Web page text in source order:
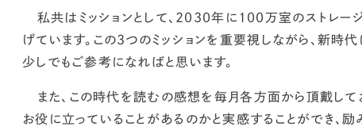
私共は ミッションとして、2030年に100万室のストレ
げています。 この３つのミッションを重要視しながら、新時
少しでもご参考になればと思います。
また、この時代を読むの感想を毎月各方面から頂戴して
お役に立っていることがあるのかと実感することができ、励